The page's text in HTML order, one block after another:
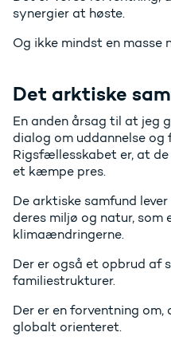
synergier at høste.
Og ikke mindst en masse
Det arktiske
En anden årsag til at jeg
dialog om uddannelse
Rigsfællesskabet er, at
et kæmpe pres.
De arktiske samfund
deres miljø og natur, som
klimaændringerne.
Der er også et opbrud af
familiestrukturer.
Der er en forventning om,
globalt orienteret.